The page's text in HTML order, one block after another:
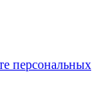
персональных